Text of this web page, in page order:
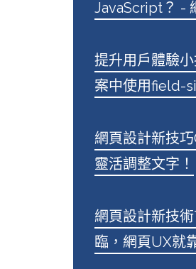
JavaScript？ -
提升用戶體驗
案中使用field-
網頁設計新技
靈活調整文字！
網頁設計新技
臨，網頁UX就